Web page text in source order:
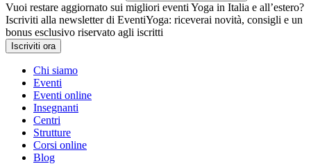
Vuoi restare aggiornato sui migliori eventi Yoga in Italia e all’estero?
Iscriviti alla newsletter di EventiYoga: riceverai novità, consigli e un
bonus esclusivo riservato agli iscritti
Iscriviti ora
Chi siamo
Eventi
Eventi online
Insegnanti
Centri
Strutture
Corsi online
Blog